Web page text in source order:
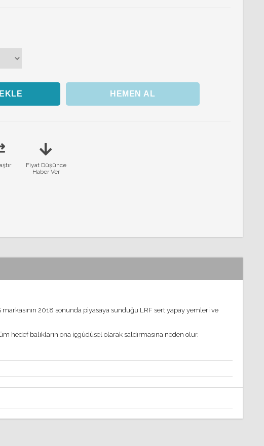
Fiyat Düşünce
Haber Ver
markasının 2018 sonunda piyasaya sunduğu LRF sert yapay yemleri ve
üm hedef balı kların ona içgüdüsel olarak saldırmasına neden olur.